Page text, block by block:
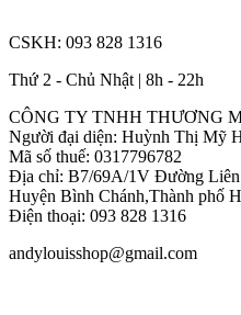
CSKH: 093 828 1316
Thứ 2 - Chủ Nhật | 8h - 22h
CÔNG TY TNHH THƯƠNG
Người đại diện: Huỳnh Thị Mỹ
Mã số thuế: 0317796782
Địa chỉ: B7/69A/1V Đường
Huyện Bình Chánh,Thành phố
Điện thoại: 093 828 1316
andylouisshop@gmail.com